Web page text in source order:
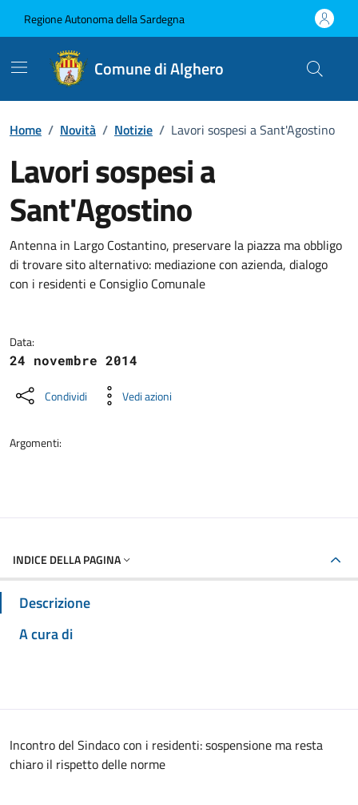
Regione Autonoma della Sardegna
Comune di Alghero
Home / Novità / Notizie / Lavori sospesi a Sant'Agostino
Lavori sospesi a
Sant'Agostino
Dettagli della notizia
Antenna in Largo Costantino, preservare la piazza ma obbligo
di trovare sito alternativo: mediazione con azienda, dialogo
con i residenti e Consiglio Comunale
Data:
24 novembre 2014
Condividi Vedi azioni
Argomenti:
INDICE DELLA PAGINA
Descrizione
A cura di
Incontro del Sindaco con i residenti: sospensione ma resta
chiaro il rispetto delle norme